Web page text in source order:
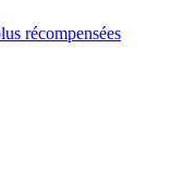
récompensées